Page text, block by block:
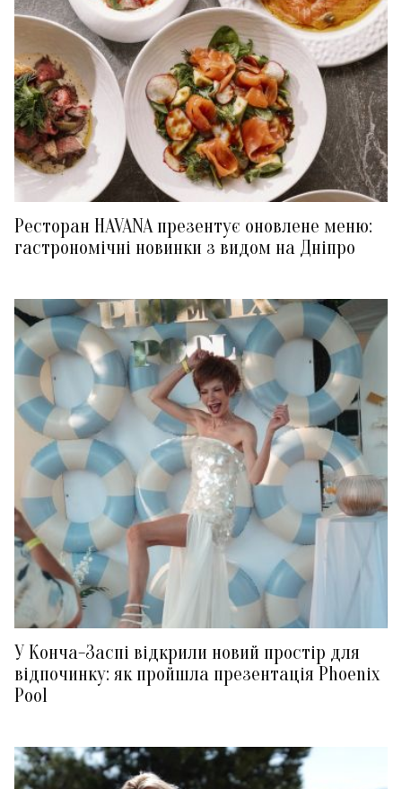
Ресторан HAVANA презентує оновлене меню:
гастрономічні новинки з видом на Дніпро
У Конча-Заспі відкрили новий простір для
відпочинку: як пройшла презентація Phoenix
Pool